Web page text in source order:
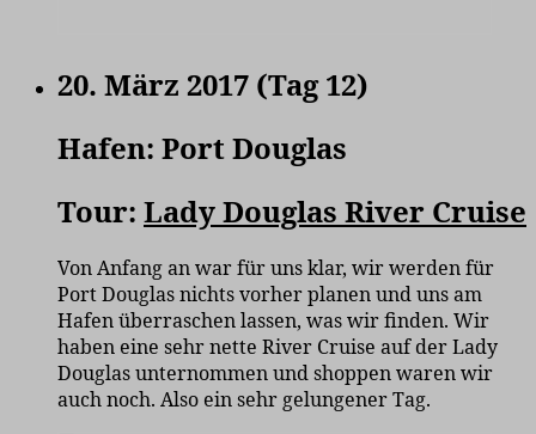
20. März 2017 (Tag 12)
Hafen: Port Douglas
Tour: Lady Douglas River Cruise
Von Anfang an war für uns klar, wir werden für
Port Douglas nichts vorher planen und uns am
Hafen überraschen lassen, was wir finden. Wir
haben eine sehr nette River Cruise auf der Lady
Douglas unternommen und shoppen waren wir
auch noch. Also ein sehr gelungener Tag.